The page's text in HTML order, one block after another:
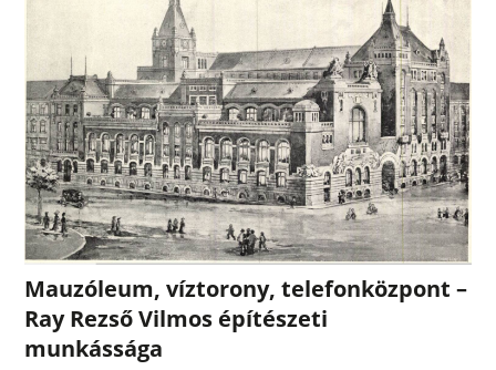
Mauzóleum, víztorony, telefonközpont –
Ray Rezső Vilmos építészeti
munkássága